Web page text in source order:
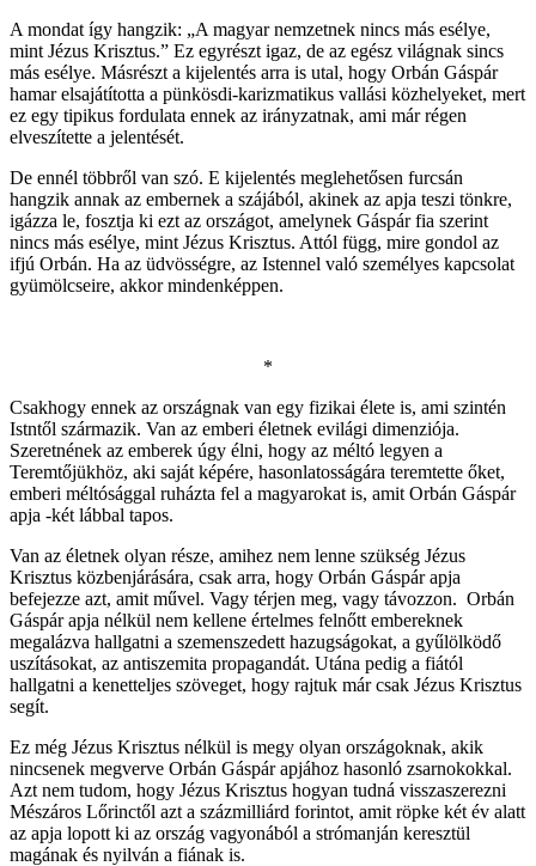
A mondat így hangzik: „A magyar nemzetnek nincs más esélye,
mint Jézus Krisztus.” Ez egyrészt igaz, de az egész világnak sincs
más esélye. Másrészt a kijelentés arra is utal, hogy Orbán Gáspár
hamar elsajátította a pünkösdi-karizmatikus vallási közhelyeket, mert
ez egy tipikus fordulata ennek az irányzatnak, ami már régen
elveszítette a jelentését.
De ennél többről van szó. E kijelentés meglehetősen furcsán
hangzik annak az embernek a szájából, akinek az apja teszi tönkre,
igázza le, fosztja ki ezt az országot, amelynek Gáspár fia szerint
nincs más esélye, mint Jézus Krisztus. Attól függ, mire gondol az
ifjú Orbán. Ha az üdvösségre, az Istennel való személyes kapcsolat
gyümölcseire, akkor mindenképpen.
*
Csakhogy ennek az országnak van egy fizikai élete is, ami szintén
Istntől származik. Van az emberi életnek evilági dimenziója.
Szeretnének az emberek úgy élni, hogy az méltó legyen a
Teremtőjükhöz, aki saját képére, hasonlatosságára teremtette őket,
emberi méltósággal ruházta fel a magyarokat is, amit Orbán Gáspár
apja -két lábbal tapos.
Van az életnek olyan része, amihez nem lenne szükség Jézus
Krisztus közbenjárására, csak arra, hogy Orbán Gáspár apja
befejezze azt, amit művel. Vagy térjen meg, vagy távozzon. Orbán
Gáspár apja nélkül nem kellene értelmes felnőtt embereknek
megalázva hallgatni a szemenszedett hazugságokat, a gyűlölködő
uszításokat, az antiszemita propagandát. Utána pedig a fiától
hallgatni a kenetteljes szöveget, hogy rajtuk már csak Jézus Krisztus
segít.
Ez még Jézus Krisztus nélkül is megy olyan országoknak, akik
nincsenek megverve Orbán Gáspár apjához hasonló zsarnokokkal.
Azt nem tudom, hogy Jézus Krisztus hogyan tudná visszaszerezni
Mészáros Lőrinctől azt a százmilliárd forintot, amit röpke két év alatt
az apja lopott ki az ország vagyonából a strómanján keresztül
magának és nyilván a fiának is.